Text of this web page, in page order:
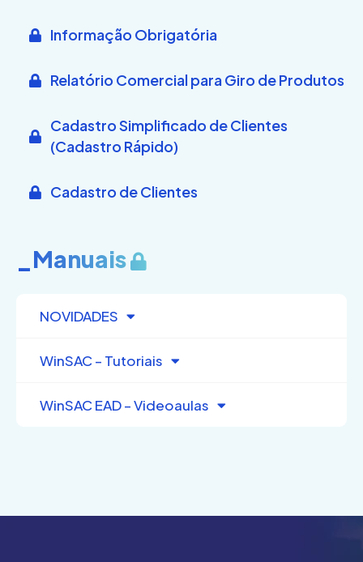
Informação Obrigatória
Relatório Comercial para Giro de Produtos
Cadastro Simplificado de Clientes
(Cadastro Rápido)
Cadastro de Clientes
_Manuais
NOVIDADES
WinSAC – Tutoriais
WinSAC EAD – Videoaulas